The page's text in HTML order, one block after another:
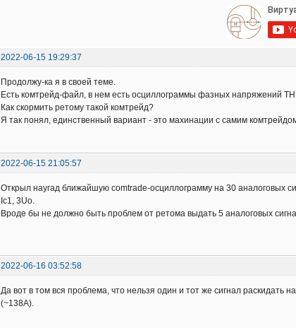
2022-06-15 19:29:37
Продолжу-ка я в своей теме.
Есть комтрейд-файл, в нем есть осциллограммы фазных напряжений
Как скормить ретому такой комтрейд?
Я так понял, единственный вариант - это махинации с самим
2022-06-15 21:05:57
Открыл наугад ближайшую comtrade-осциллограмму на 30 аналоговых
Ic1, 3Uo.
Вроде бы не должно быть проблем от ретома выдать 5 аналоговых
2022-06-16 03:52:58
Да вот в том вся проблема, что нельзя один и тот же сигнал раскидать
(~138А).